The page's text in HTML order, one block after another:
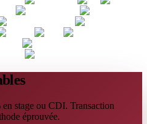
stage ou CDI. Transaction
éprouvée.